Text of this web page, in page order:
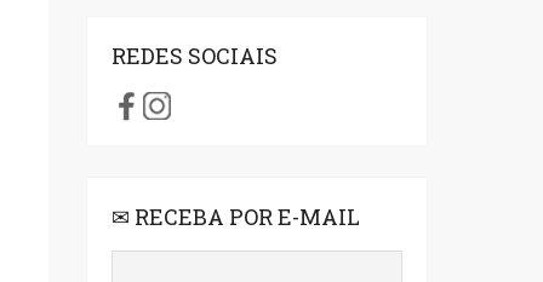
REDES SOCIAIS
✉ RECEBA POR E-MAIL